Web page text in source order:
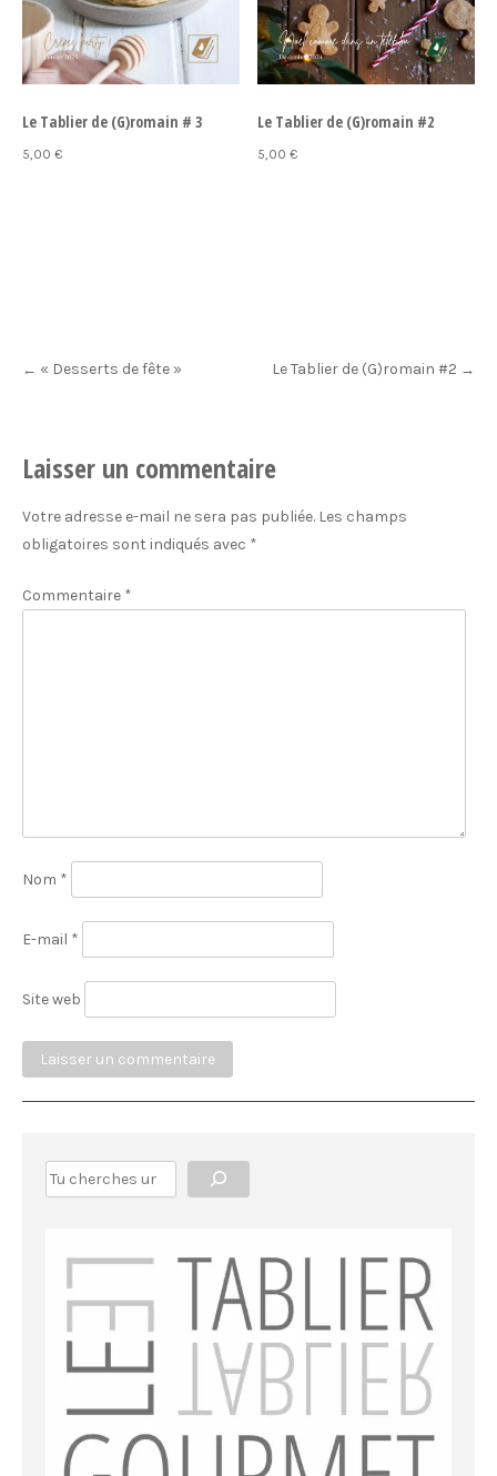
Le Tablier de (G)romain # 3
5,00 €
Le Tablier de (G)romain #2
5,00€
Post
← « Desserts de fête » Le Tablier de (G)romain #2 →
Laisser un commentaire
Votre adresse e-mail ne sera pas publiée. Les champs
obligatoires sont indiqués avec *
Commentaire *
Nom *
E-mail *
Site web